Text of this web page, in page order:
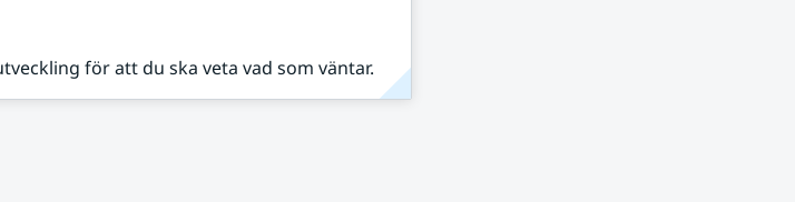
för att du ska veta vad som väntar.